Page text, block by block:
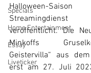
Specials
Home Entertainment
Essay
Liveticker
Halloween-
veröffentlicht. Die
Minkoffs
Geistervilla“ aus
erst am 27. Juli